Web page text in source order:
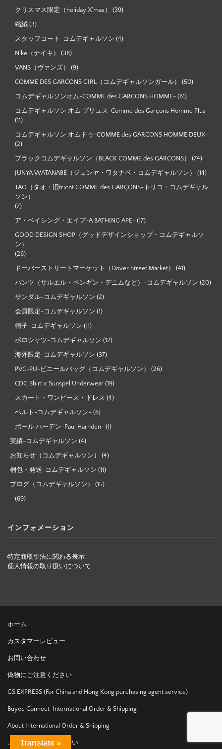
クリスマス限定（holiday X'mas） (39)
縮絨 (3)
スタッフコート-コムデギャルソン (4)
Nike（ナイキ） (38)
VANS（ヴァンズ） (9)
COMME DES GARCONS GIRL（コムデギャルソンガール） (50)
コムデギャルソンオム-COMME des GARCONS HOMME- (61)
コムデギャルソン オム プリュス-Comme des Garçons Homme Plus-
(11)
コムデギャルソン オムドゥ-COMME des GARCONS HOMME DEUX-
(2)
ブラックコムデギャルソン（BLACK COMME des GARCONS） (74)
JUNYA WATANABE（ジュンヤ・ワタナベ・コムデギャルソン） (14)
TAO（タオ・旧tricot COMME des GARÇONS-トリコ・コムデギャル
ソン）
(7)
ア・ベイシング・エイプ-A BATHING APE- (17)
GOOD DESIGN SHOP（グッドデザインショップ・コムデギャルソ
ン）
(26)
ドーバーストリートマーケット（Dover Street Market） (41)
パンツ（サルエル・ペンギン・デニムなど）-コムデギャルソン (20)
サンダル-コムデギャルソン (2)
会員限定-コムデギャルソン (1)
帽子-コムデギャルソン (11)
ポロシャツ-コムデギャルソン (12)
海外限定-コムデギャルソン (37)
PVC-PU-ビニールバッグ（コムデギャルソン） (26)
CDG Shirt x Sunspel Underwear (19)
スカート・ワンピース・ドレス (4)
ベルト-コムデギャルソン- (6)
ポール ハーデン-Paul Harnden- (1)
実績-コムデギャルソン (4)
お知らせ（コムデギャルソン） (4)
梱包・発送-コムデギャルソン (11)
ブログ（コムデギャルソン） (15)
– (69)
インフォメーション
特定商取引法に関わる表示
個人情報の取り扱いについて
ホーム
カスタマーレビュー
お問い合わせ
偽物にご注意ください
GS EXPRESS (For China and Hong Kong purchasing agent service)
Buyee Connect-International Order & Shipping-
About International Order & Shipping
メール受信設定のお願い
Translate »